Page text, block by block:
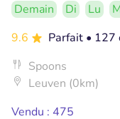
Demain Di Lu
9.6
Parfait • 127
Spoons
Leuven (0km)
Vendu : 475